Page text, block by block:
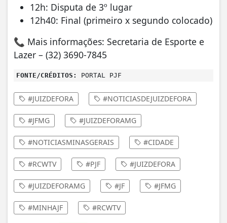
12h: Disputa de 3º lugar
12h40: Final (primeiro x segundo colocado)
📞 Mais informações: Secretaria de Esporte e
Lazer – (32) 3690-7845
FONTE/CRÉDITOS: PORTAL PJF
#JUIZDEFORA #NOTICIASDEJUIZDEFORA
#JFMG #JUIZDEFORAMG
#NOTICIASMINASGERAIS #CIDADE
#RCWTV #PJF #JUIZDEFORA
#JUIZDEFORAMG #JF #JFMG
#MINHAJF #RCWTV